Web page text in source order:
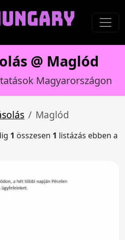
@ Maglód
Magyarországon
Maglód
1 összesen 1 listázás ebben a